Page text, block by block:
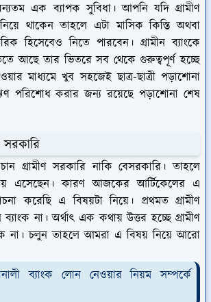
এক ব্যাপক সুবিধা। আপনি যদি গ্রামীণ
থাকেন তাহলে এটা মাসিক কিস্তি অথবা
হিসেবেও নিতে পারবেন। গ্রামীন ব্যাংকে
আছে তার ভিতরে সব থেকে গুরুত্বপূর্ণ হচ্ছে
মাধ্যমে খুব সহজেই ছাত্র-ছাত্রী পড়াশোনা
পরিশোধ করার জন্য রয়েছে পড়াশোনা শেষ
সরকারি
গ্রামীণ সরকারি নাকি বেসরকারি। তাহলে
এসেছেন। কারণ আজকের আর্টিকেলের এ
করেছি এ বিষয়টা নিয়ে। প্রথমত গ্রামীণ
না। অর্থাৎ এক কথায় উত্তর হচ্ছে গ্রামীণ
না। চলুন তাহলে আমরা এ বিষয় নিয়ে আরো
ব্যাংক লোন নেওয়ার নিয়ম সম্পর্কে